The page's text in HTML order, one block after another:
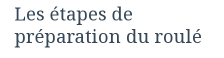
Les étapes de
préparation du roulé